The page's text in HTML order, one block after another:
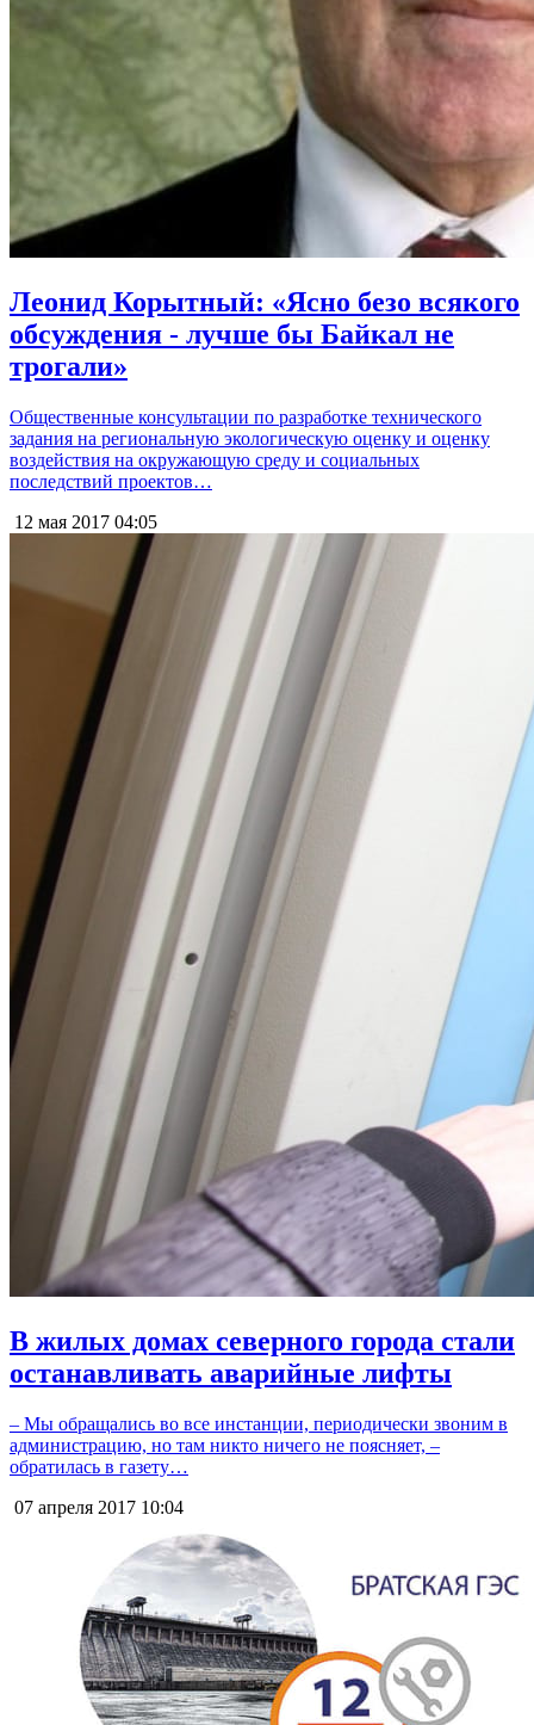
Леонид Корытный: «Ясно безо всякого
обсуждения - лучше бы Байкал не
трогали»
Общественные консультации по разработке технического
задания на региональную экологическую оценку и оценку
воздействия на окружающую среду и социальных
последствий проектов…
12 мая 2017 04:05
В жилых домах северного города стали
останавливать аварийные лифты
– Мы обращались во все инстанции, периодически звоним в
администрацию, но там никто ничего не поясняет, –
обратилась в газету…
07 апреля 2017 10:04